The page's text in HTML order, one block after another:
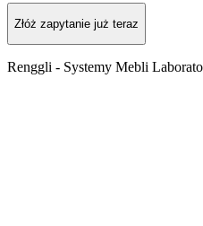
Złóż zapytanie już teraz
Renggli - Systemy Mebli